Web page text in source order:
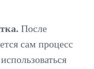
После
сам процесс